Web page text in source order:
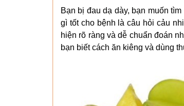
Bạn bị đau dạ dày, bạn muốn
gì tốt cho bệnh là câu hỏi cảu
hiện rõ ràng và dễ chuẩn đoán
bạn biết cách ăn kiêng và dùng